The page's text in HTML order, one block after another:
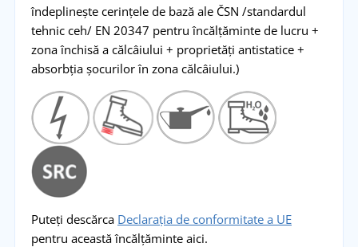
îndeplinește cerințele de bază ale ČSN /standardul
tehnic ceh/ EN 20347 pentru încălțăminte de lucru +
zona închisă a călcâiului + proprietăți antistatice +
absorbția șocurilor în zona călcâiului.)
Puteți descărca Declarația de conformitate a UE
pentru această încălțăminte aici.